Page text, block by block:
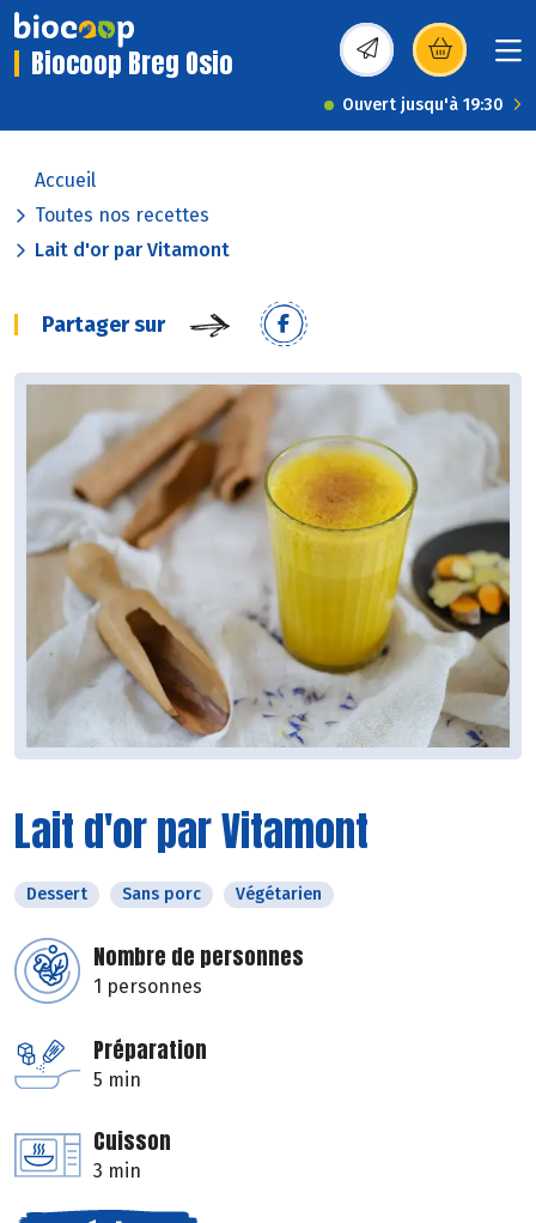
Biocoop Breg Osio (s’ouvre dans une
Ouvert jusqu'à 19:30
Accueil
Toutes nos recettes
Lait d'or par Vitamont
Partager sur
Lait d'or par Vitamont
Dessert Sans porc Végétarien
Nombre de personnes
1 personnes
Préparation
5 min
Cuisson
3 min